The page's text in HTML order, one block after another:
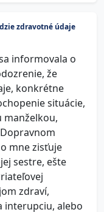
zdravotné údaje
informovala o
že
konkrétne
situácie,
manželkou,
mne zisťuje
sestre, ešte
zdraví,
interupciu, alebo